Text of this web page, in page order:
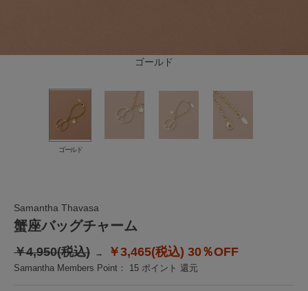
ゴールド
ゴールド
Samantha Thavasa
蟹座バッグチャーム
￥4,950(税込) ￥3,465(税込) 30％OFF
Samantha Members Point： 15 ポイント 還元